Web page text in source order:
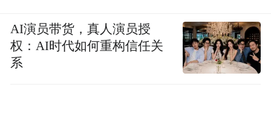
AI演员带货，真人演员授
权：AI时代如何重构信任关
系